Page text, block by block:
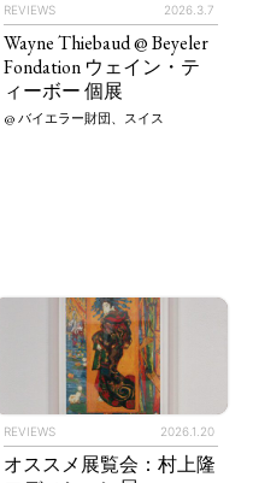
REVIEWS 2026.3.7
Wayne Thiebaud @ Beyeler
Fondation ウェイン・テ
ィーボー 個展
@ バイエラー財団、スイス
REVIEWS 2026.1.20
オススメ展覧会：村上隆